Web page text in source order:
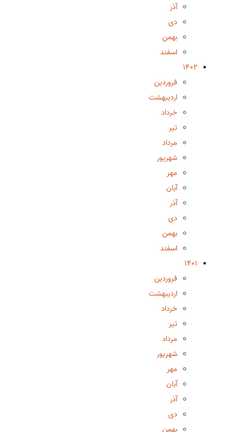
آذر
دی
بهمن
اسفند
1402
فروردین
اردیبهشت
خرداد
تیر
مرداد
شهریور
مهر
آبان
آذر
دی
بهمن
اسفند
1401
فروردین
اردیبهشت
خرداد
تیر
مرداد
شهریور
مهر
آبان
آذر
دی
بهمن